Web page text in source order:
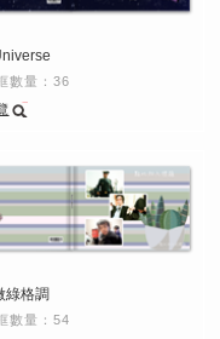
數量：36
綠格調
數量：54